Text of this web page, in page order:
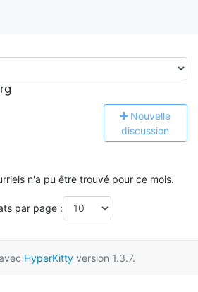
Nouvelle
discussion
n'a pu être trouvé pour ce mois.
par page :
HyperKittyversion 1.3.7.